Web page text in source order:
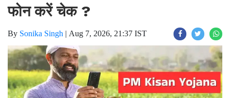
फोन करें चेक ?
By Sonika Singh | Aug 7, 2026, 21:37 IST